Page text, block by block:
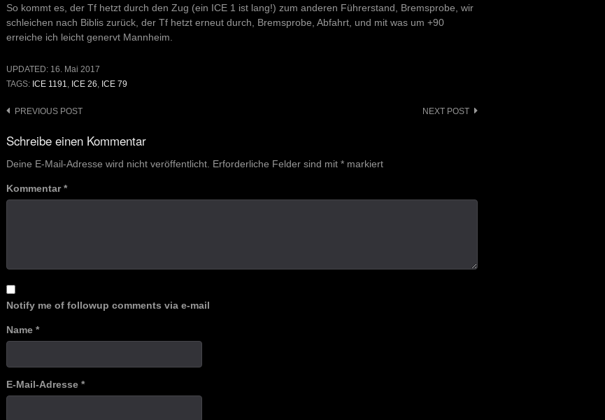
So kommt es, der Tf hetzt durch den Zug (ein ICE 1 ist lang!) zum anderen Führerstand, Bremsprobe, wir
schleichen nach Biblis zurück, der Tf hetzt erneut durch, Bremsprobe, Abfahrt, und mit was um +90
erreiche ich leicht genervt Mannheim.
UPDATED: 16. Mai 2017
TAGS: ICE 1191 ICE 26 ICE 79
Post
navigation
PREVIOUS POST NEXT POST
Schreibe einen Kommentar
Deine E-Mail-Adresse wird nicht veröffentlicht. Erforderliche Felder sind mit * markiert
Kommentar*
Notify me of followup comments via e-mail
Name *
E-Mail-Adresse *